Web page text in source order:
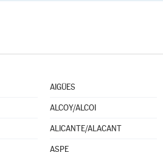
AIGÜES
ALCOY/ALCOI
ALICANTE/ALACANT
ASPE